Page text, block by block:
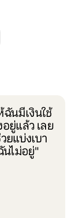
ฉันมีเงินใช้
ยู่แล้ว เลย
ยแบ่งเบา
นไม่อยู่"